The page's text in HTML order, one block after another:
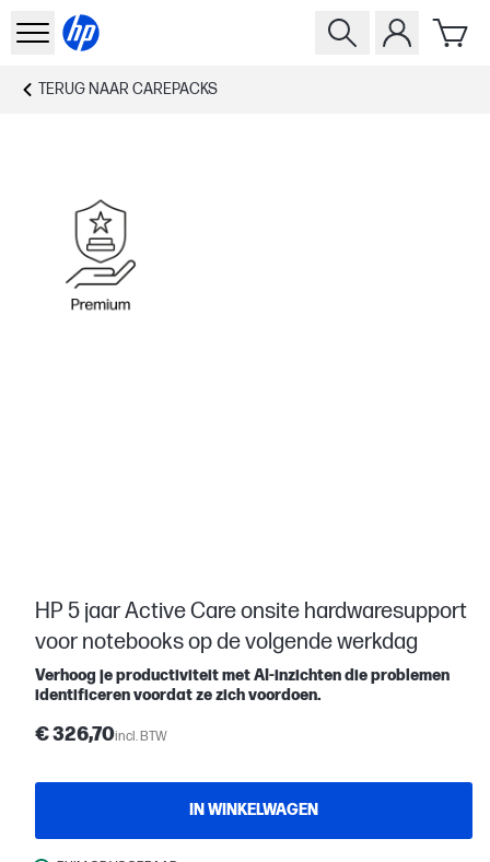
TERUG NAAR CAREPACKS
HP 5 jaar Active Care onsite hardwaresupport
voor notebooks op de volgende werkdag
Verhoog je productiviteit met AI-inzichten die problemen
identificeren voordat ze zich voordoen.
€ 326,70incl. BTW
IN WINKELWAGEN